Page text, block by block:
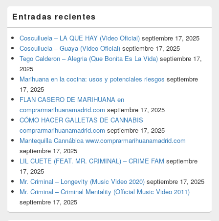
Entradas recientes
Cosculluela – LA QUE HAY (Video Oficial) septiembre 17, 2025
Cosculluela – Guaya (Video Oficial) septiembre 17, 2025
Tego Calderon – Alegria (Que Bonita Es La Vida) septiembre 17,
2025
Marihuana en la cocina: usos y potenciales riesgos septiembre
17, 2025
FLAN CASERO DE MARIHUANA en
comprarmarihuanamadrid.com septiembre 17, 2025
CÓMO HACER GALLETAS DE CANNABIS
comprarmarihuanamadrid.com septiembre 17, 2025
Mantequilla Cannábica www.comprarmarihuanamadrid.com
septiembre 17, 2025
LIL CUETE (FEAT. MR. CRIMINAL) – CRIME FAM septiembre
17, 2025
Mr. Criminal – Longevity (Music Video 2020) septiembre 17, 2025
Mr. Criminal – Criminal Mentality (Official Music Video 2011)
septiembre 17, 2025